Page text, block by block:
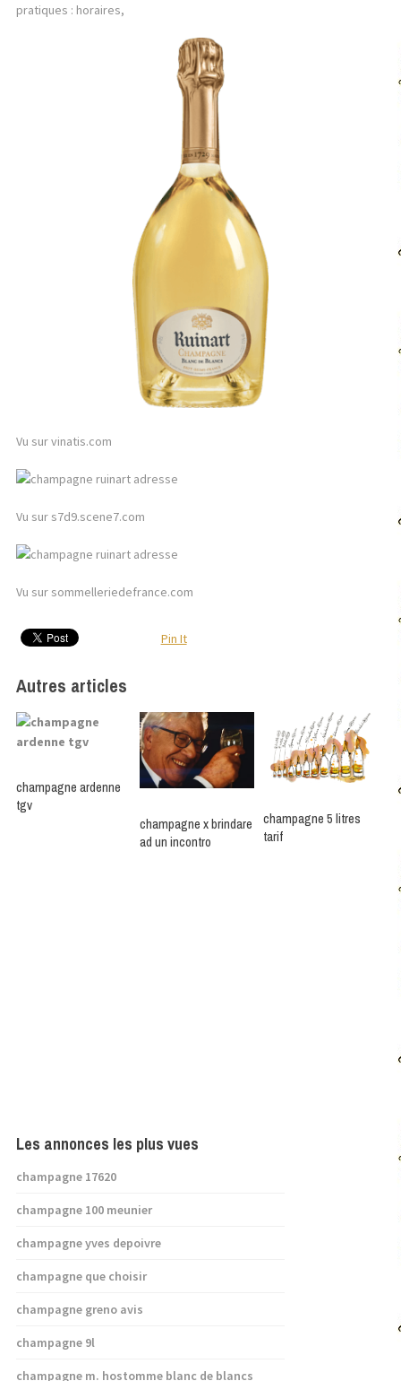
pratiques : horaires,
Vu sur vinatis.com
Vu sur s7d9.scene7.com
Vu sur sommelleriedefrance.com
Pin It
Autres articles
champagne ardenne
tgv
champagne x brindare
ad un incontro
champagne 5 litres
tarif
Les annonces les plus vues
champagne 17620
champagne 100 meunier
champagne yves depoivre
champagne que choisir
champagne greno avis
champagne 9l
champagne m. hostomme blanc de blancs